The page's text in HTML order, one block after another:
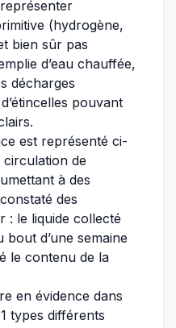
(hydrogène,
bien sûr pas
d’eau chauffée,
décharges
pouvant
est représenté ci-
de
à des
des
: le liquide collecté
d’une semaine
le contenu de la
en évidence dans
types différents